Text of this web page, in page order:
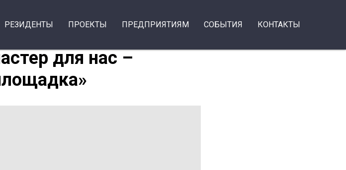
РЕЗИДЕНТЫ ПРОЕКТЫ ПРЕДПРИЯТИЯМ СОБЫТИЯ КОНТАКТЫ
для нас –